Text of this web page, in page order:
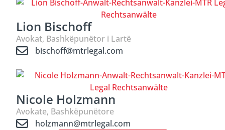
Lion Bischoff
Avokat, Bashkëpunëtor i Lartë
bischoff@mtrlegal.com
Nicole Holzmann
Avokate, Bashkëpunëtore
holzmann@mtrlegal.com